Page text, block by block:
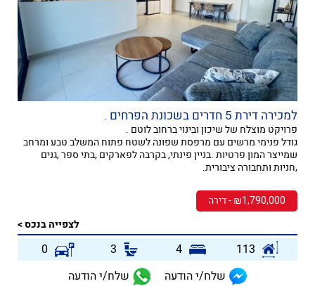
למכירה דירת 5 חדרים בשכונת הפרחים .
פרויקט מוצלח של שיכון ובינוי ברחוב לוטם .
גודל פנימי מרשים עם מרפסת שפונה לשטח פתוח המשלב טבע ומרחב
שמייצר המון פרטיות .בניין פינתי, בקרבה לפארקים ,בתי ספר ,גנים
,חניות ותחבורה ציבורית.
₪1,790,000 - דירה
לצפייה בנכס >
113
4
3
0
שלח/י הודעה
שלח/י הודעה